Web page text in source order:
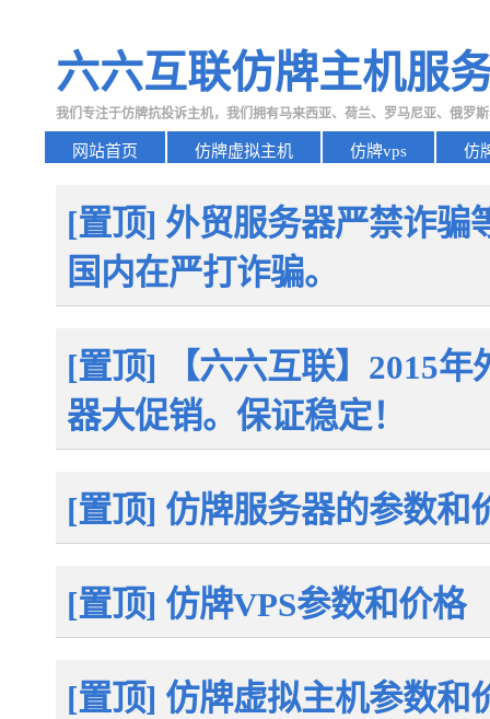
六六互联仿牌主机服
我们专注于仿牌抗投诉主机，我们拥有马来西亚、荷兰、罗马尼亚、俄罗
网站首页 仿牌虚拟主机 仿牌vps 仿
[置顶] 外贸服务器严禁诈骗
国内在严打诈骗。
[置顶] 【六六互联】2015年
器大促销。保证稳定！
[置顶] 仿牌服务器的参数和
[置顶] 仿牌VPS参数和价格
[置顶] 仿牌虚拟主机参数和